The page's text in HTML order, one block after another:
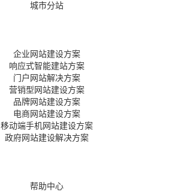
城市分站
企业网站建设方案
响应式智能建站方案
门户网站解决方案
营销型网站建设方案
品牌网站建设方案
电商网站建设方案
移动端手机网站建设方案
政府网站建设解决方案
帮助中心